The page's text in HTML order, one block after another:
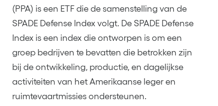
(PPA) is een ETF die de samenstelling van de
SPADE Defense Index volgt. De SPADE Defense
Index is een index die ontworpen is om een
groep bedrijven te bevatten die betrokken zijn
bij de ontwikkeling, productie, en dagelijkse
activiteiten van het Amerikaanse leger en
ruimtevaartmissies ondersteunen.